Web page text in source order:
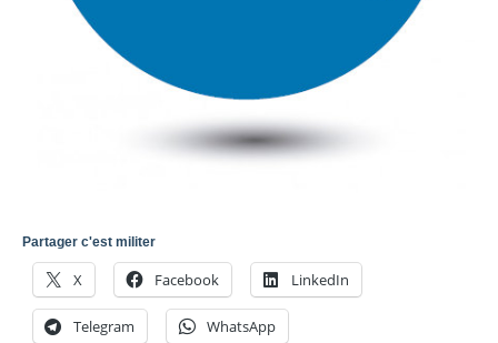
Partager c'est militer
X Facebook LinkedIn
Telegram WhatsApp